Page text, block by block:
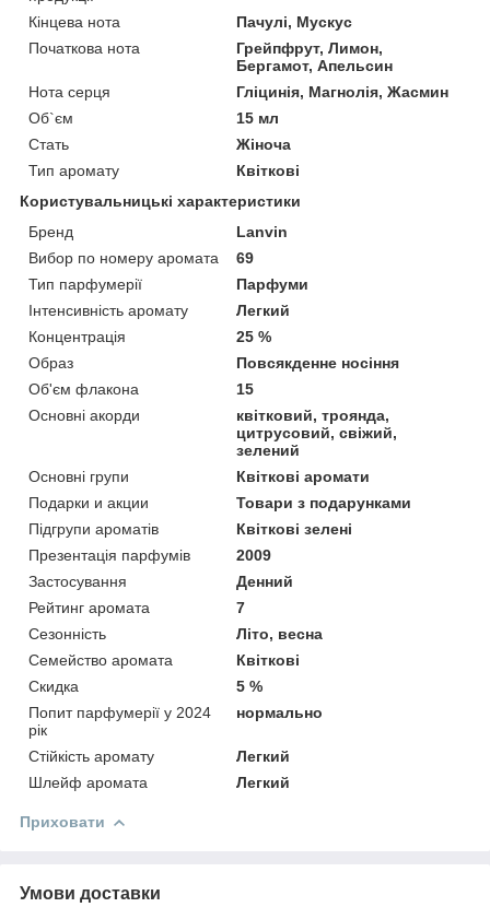
Кінцева нота
Пачулі, Мускус
Початкова нота
Грейпфрут, Лимон,
Бергамот, Апельсин
Нота серця
Гліцинія, Магнолія, Жасмин
Об`єм
15 мл
Стать
Жіноча
Тип аромату
Квіткові
Користувальницькі характеристики
Бренд
Lanvin
Вибор по номеру аромата
69
Тип парфумерії
Парфуми
Інтенсивність аромату
Легкий
Концентрація
25 %
Образ
Повсякденне носіння
Об'єм флакона
15
Основні акорди
квітковий, троянда,
цитрусовий, свіжий,
зелений
Основні групи
Квіткові аромати
Подарки и акции
Товари з подарунками
Підгрупи ароматів
Квіткові зелені
Презентація парфумів
2009
Застосування
Денний
Рейтинг аромата
7
Сезонність
Літо, весна
Семейство аромата
Квіткові
Скидка
5 %
Попит парфумерії у 2024
рік
нормально
Стійкість аромату
Легкий
Шлейф аромата
Легкий
Приховати
Умови доставки